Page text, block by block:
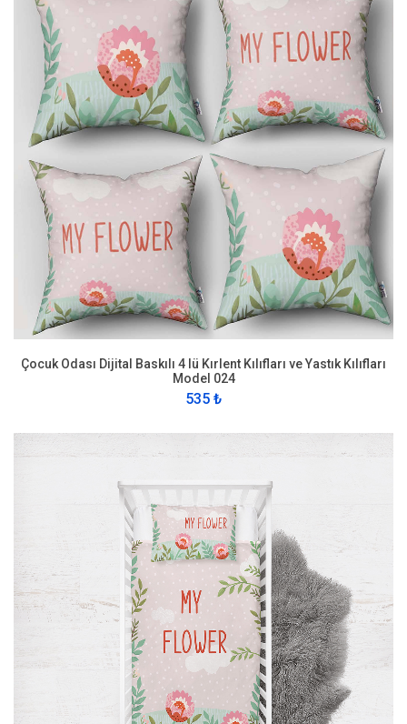
Çocuk Odası Dijital Baskılı 4 lü Kırlent Kılıfları ve Yastık Kılıfları
Model 024
535 ₺